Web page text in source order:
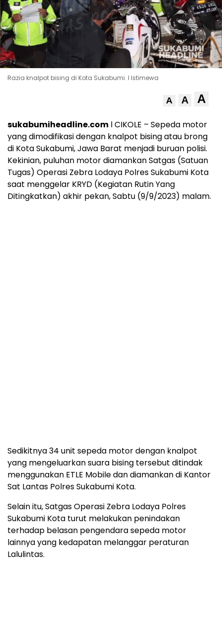
Razia knalpot bising di Kota Sukabumi. l Istimewa
A A A
sukabumiheadline.com l CIKOLE – Sepeda motor
yang dimodifikasi dengan knalpot bising atau brong
di Kota Sukabumi, Jawa Barat menjadi buruan polisi.
Kekinian, puluhan motor diamankan Satgas (Satuan
Tugas) Operasi Zebra Lodaya Polres Sukabumi Kota
saat menggelar KRYD (Kegiatan Rutin Yang
Ditingkatkan) akhir pekan, Sabtu (9/9/2023) malam.
Sedikitnya 34 unit sepeda motor dengan knalpot
yang mengeluarkan suara bising tersebut ditindak
menggunakan ETLE Mobile dan diamankan di Kantor
Sat Lantas Polres Sukabumi Kota.
Selain itu, Satgas Operasi Zebra Lodaya Polres
Sukabumi Kota turut melakukan penindakan
terhadap belasan pengendara sepeda motor
lainnya yang kedapatan melanggar peraturan
Lalulintas.